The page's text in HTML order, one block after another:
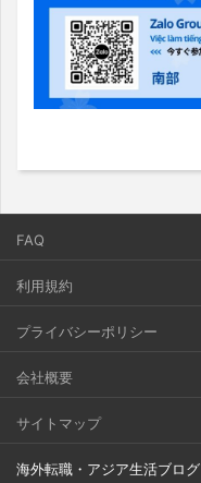
FAQ
利用規約
プライバシーポリシー
会社概要
サイトマップ
海外転職・アジア生活ブログ